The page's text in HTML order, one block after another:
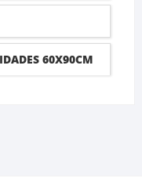
60X90CM